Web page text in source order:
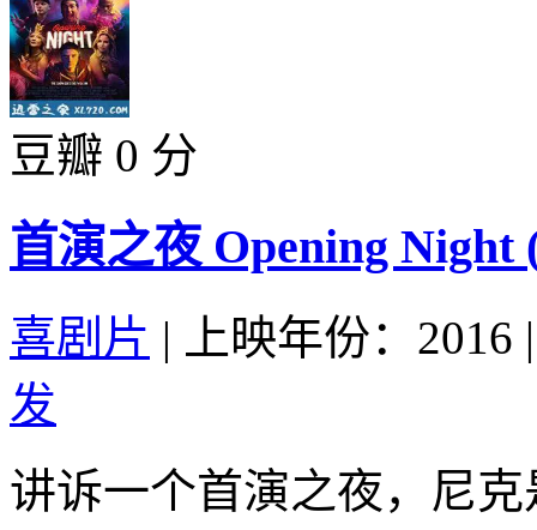
豆瓣 0 分
首演之夜 Opening Night
喜剧片 | 上映年份：2016 |
发
讲诉一个首演之夜，尼